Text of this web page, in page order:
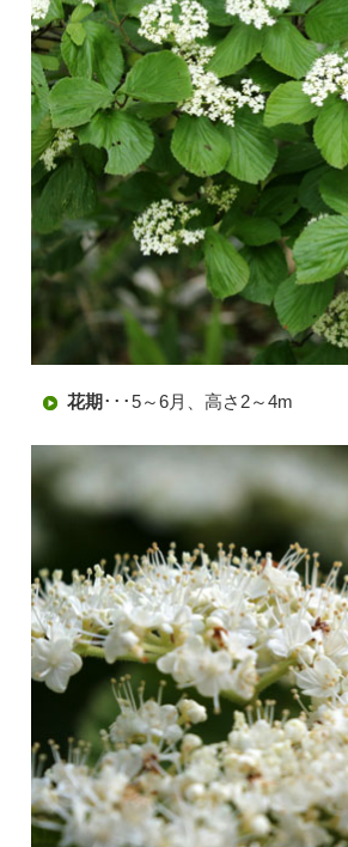
花期 ･･･5～6月、高さ2～4m